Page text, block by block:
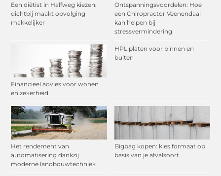
Een diëtist in Halfweg kiezen:
dichtbij maakt opvolging
makkelijker
Ontspanningsvoordelen: Hoe
een Chiropractor Veenendaal
kan helpen bij
stressvermindering
Financieel advies voor wonen
en zekerheid
HPL platen voor binnen en
buiten
Het rendement van
automatisering dankzij
moderne landbouwtechniek
Bigbag kopen: kies formaat op
basis van je afvalsoort